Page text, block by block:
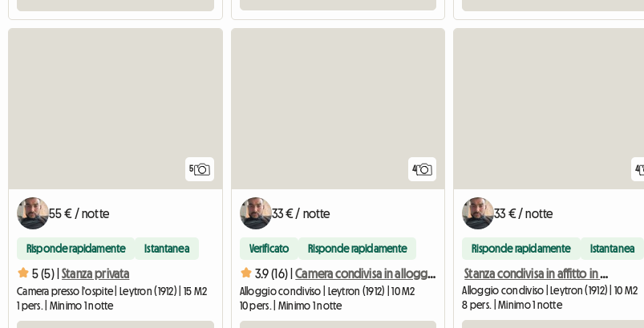
5
55 € / notte
Risponde rapidamente Istantanea
5 (5) | Stanza privata
Camera presso l'ospite | Leytron (1912) | 15 M2
1 pers. | Minimo 1 notte
4
33 € / notte
Verificato Risponde rapidamente
3.9 (16) | Camera condivisa in alloggio condiviso
Alloggio condiviso | Leytron (1912) | 10 M2
10 pers. | Minimo 1 notte
4
33 € / notte
Risponde rapidamente Istantanea
Stanza condivisa in affitto in casa
Alloggio condiviso | Leytron (1912) | 10 M2
8 pers. | Minimo 1 notte